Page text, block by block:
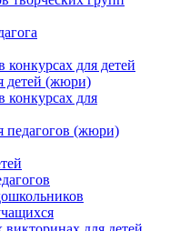
для детей
детей (жюри)
конкурсах для
педагогов (жюри)